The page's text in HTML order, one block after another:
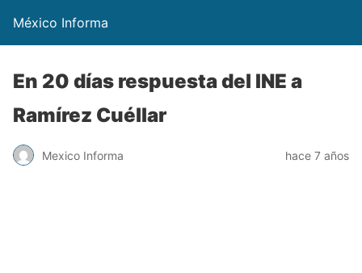
México Informa
En 20 días respuesta del INE a
Ramírez Cuéllar
Mexico Informa hace 7 años